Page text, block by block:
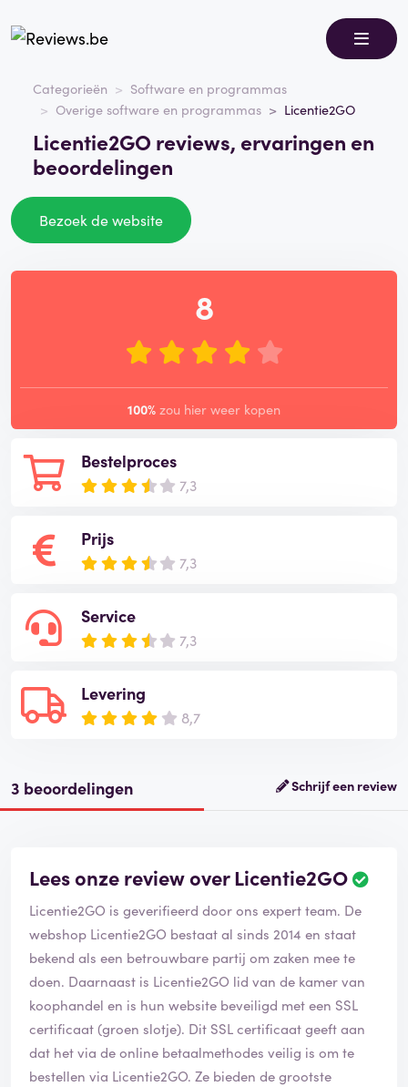
Categorieën
Software en programmas
Overige software en programmas
Licentie2GO
Licentie2GO reviews, ervaringen en
beoordelingen
Bezoek de website
Bestelproces
7,3
Prijs
7,3
Service
7,3
Levering
8,7
8
100% zou hier weer kopen
3 beoordelingen Schrijf een review
Lees onze review over Licentie2GO
Licentie2GO is geverifieerd door ons expert team. De
webshop Licentie2GO bestaat al sinds 2014 en staat
bekend als een betrouwbare partij om zaken mee te
doen. Daarnaast is Licentie2GO lid van de kamer van
koophandel en is hun website beveiligd met een SSL
certificaat (groen slotje). Dit SSL certificaat geeft aan
dat het via de online betaalmethodes veilig is om te
bestellen via Licentie2GO. Ze bieden de grootste